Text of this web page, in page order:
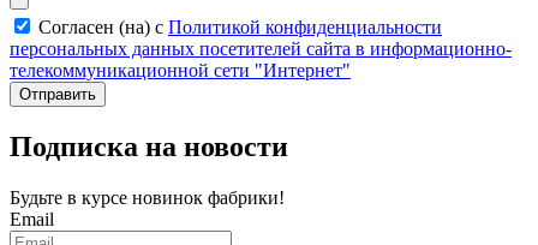
Согласен (на) с Политикой конфиденциальности
персональных данных посетителей сайта в информационно-
телекоммуникационной сети "Интернет"
Отправить
Подписка на новости
Будьте в курсе новинок фабрики!
Email